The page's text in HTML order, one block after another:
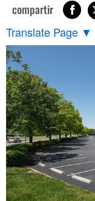
compartir
Translate Page ▼